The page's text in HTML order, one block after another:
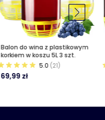
Balon do wina z plastikowym
korkiem w koszu 5L 3 szt.
5.0 (21)
69,99 zł